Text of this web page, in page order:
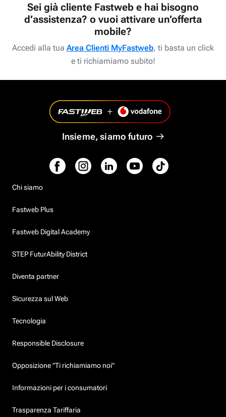
Sei già cliente Fastweb e hai bisogno
d’assistenza? o vuoi attivare un’offerta
mobile?
Accedi alla tua Area Clienti MyFastweb, ti basta un click
e ti richiamiamo subito!
Insieme, siamo futuro
Chi siamo
Fastweb Plus
Fastweb Digital Academy
STEP FuturAbility District
Diventa partner
Sicurezza sul Web
Tecnologia
Responsible Disclosure
Opposizione "Ti richiamiamo noi"
Informazioni per i consumatori
Trasparenza Tariffaria